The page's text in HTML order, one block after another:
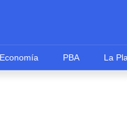
Economía PBA La